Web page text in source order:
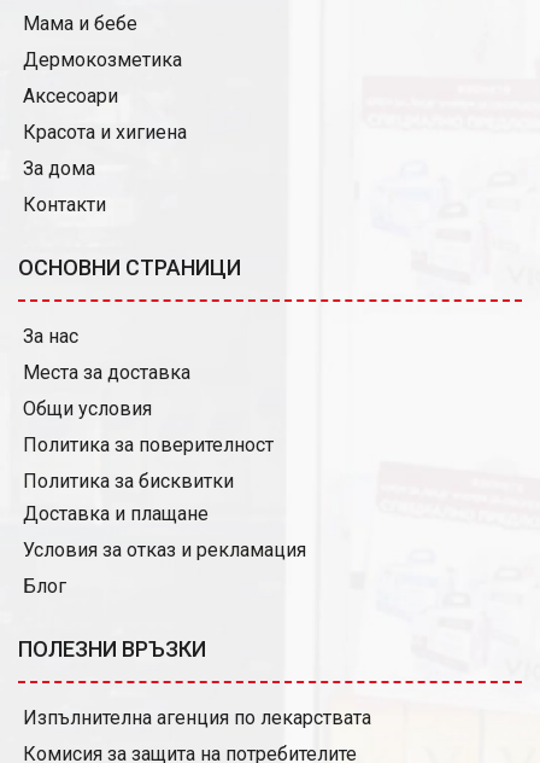
Мама и бебе
Дермокозметика
Аксесоари
Красота и хигиена
За дома
Контакти
ОСНОВНИ СТРАНИЦИ
За нас
Места за доставка
Общи условия
Политика за поверителност
Политика за бисквитки
Доставка и плащане
Условия за отказ и рекламация
Блог
ПОЛЕЗНИ ВРЪЗКИ
Изпълнителна агенция по лекарствата
Комисия за защита на потребителите